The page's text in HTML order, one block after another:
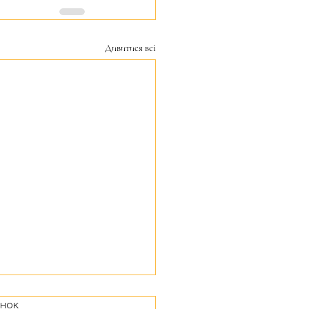
Дивитися всі